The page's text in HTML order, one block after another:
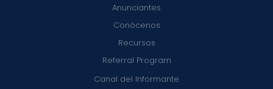
Anunciantes
Conócenos
Recursos
Referral Program
Canal del Informante